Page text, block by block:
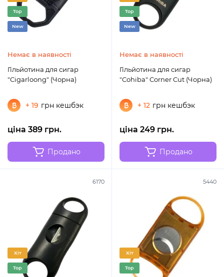
Top
New
Немає в наявності
Гільйотина для сигар
"Cigarloong" (Чорна)
+ 19 грн кешбэк
ціна 389 грн.
Продано
Top
New
Немає в наявності
Гільйотина для сигар
"Cohiba" Corner Cut (Чорна)
+ 12 грн кешбэк
ціна 249 грн.
Продано
6170
Хіт
Top
5440
Хіт
Top